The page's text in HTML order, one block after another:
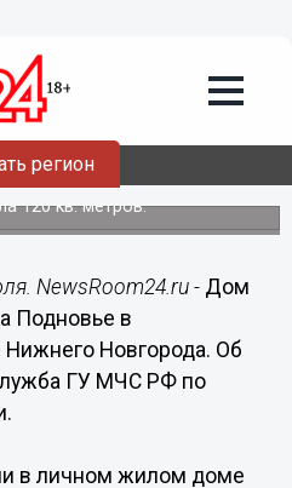
регион
улице Слобода
районе
120 кв. метров.
NewsRoom24.ru - Дом
Подновье в
Новгорода. Об
ГУ МЧС РФ по
в личном жилом доме